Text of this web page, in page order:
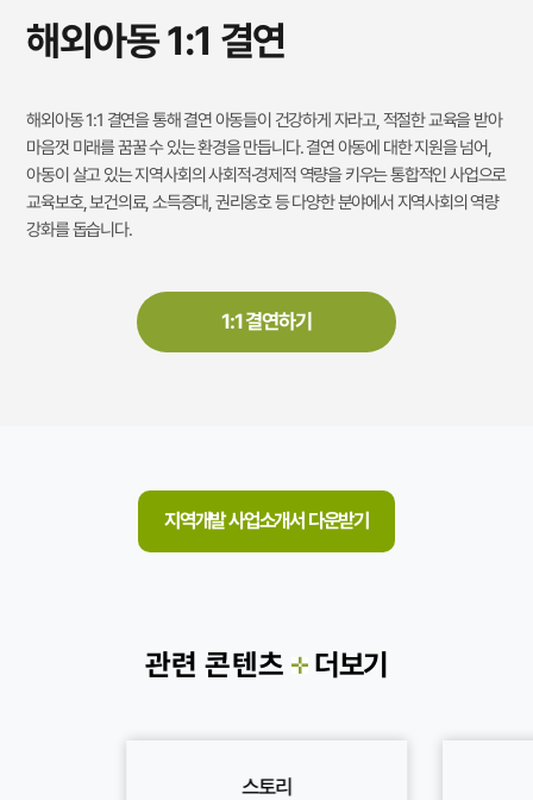
해외아동 1:1 결연
해외아동 1:1 결연을 통해 결연 아동들이 건강하게 자라고, 적절한 교육을 받아
마음껏 미래를 꿈꿀 수 있는 환경을 만듭니다. 결연 아동에 대한 지원을 넘어,
아동이 살고 있는 지역사회의 사회적·경제적 역량을 키우는 통합적인 사업으로
교육보호, 보건의료, 소득증대, 권리옹호 등 다양한 분야에서 지역사회의 역량
강화를 돕습니다.
1:1 결연하기
지역개발 사업소개서 다운받기
관련 콘텐츠 더보기
스토리